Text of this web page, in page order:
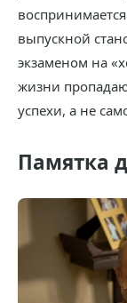
выпускной
экзаменом на
жизни
успехи, а не
Памятка